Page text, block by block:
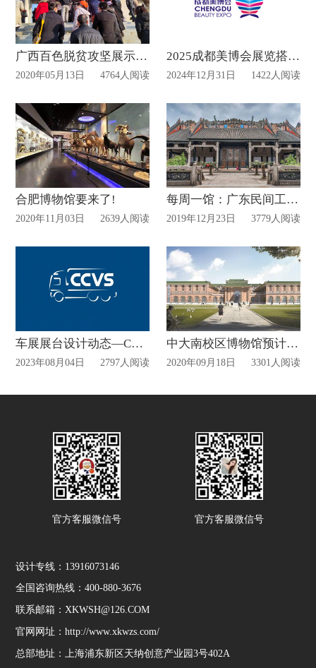
广西百色脱贫攻坚展示馆已建好!
2020年05月13日 4764人阅读
2025成都美博会展览搭建动态
2024年12月31日 1422人阅读
合肥博物馆要来了!
2020年11月03日 2639人阅读
每周一馆：广东民间工艺博物馆
2019年12月23日 3779人阅读
车展展台设计动态—CCVS
2023年08月04日 2797人阅读
中大南校区博物馆预计2021竣工！
2020年09月18日 3301人阅读
官方客服微信号 官方客服微信号
设计专线：13916073146
全国咨询热线：400-880-3676
联系邮箱：XKWSH@126.COM
官网网址：http://www.xkwzs.com/
总部地址：上海浦东新区天纳创意产业园3号402A